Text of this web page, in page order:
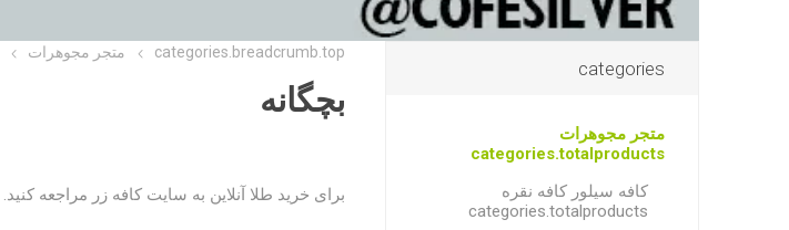
categories.breadcrumb.top متجر مجوهرات
بچگانه
برای خرید طلا آنلاین به سایت کافه زر مراجعه کنید.
categories
متجر مجوهرات
categories.totalproducts
کافه سیلور کافه نقره
categories.totalproducts